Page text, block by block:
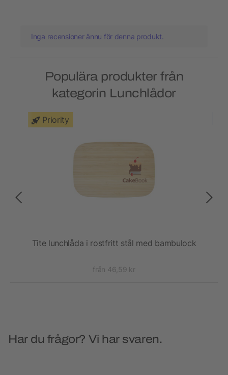
Inga recensioner ännu för denna produkt.
Populära produkter från
kategorin Lunchlådor
Priority
Tite lunchlåda i rostfritt stål med bambulock
från 46,59 kr
Har du frågor? Vi har svaren.